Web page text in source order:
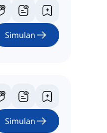
Simulan
Simulan